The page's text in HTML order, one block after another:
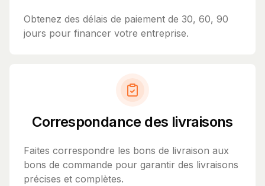
Obtenez des délais de paiement de 30, 60, 90
jours pour financer votre entreprise.
Correspondance des livraisons
Faites correspondre les bons de livraison aux
bons de commande pour garantir des livraisons
précises et complètes.